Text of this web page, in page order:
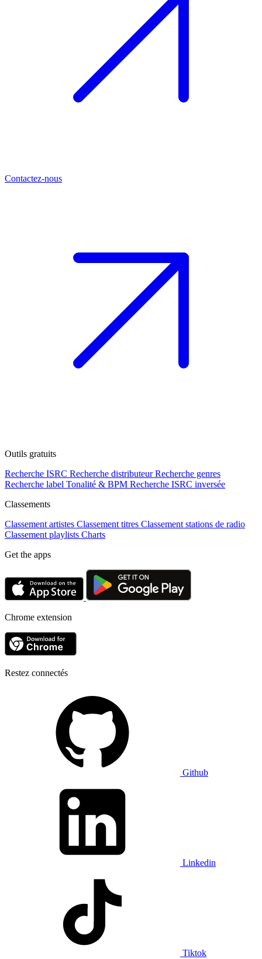
Contactez-nous
Outils gratuits
Recherche ISRC Recherche distributeur Recherche genres
Recherche label Tonalité & BPM Recherche ISRC inversée
Classements
Classement artistes Classement titres Classement stations de radio
Classement playlists Charts
Get the apps
Chrome extension
Restez connectés
Github
Linkedin
Tiktok